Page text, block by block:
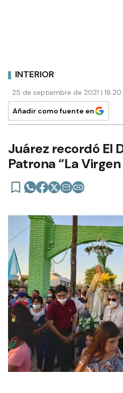
INTERIOR
25 de septiembre de 2021 |
Añadir como fuente en
Juárez recordó El
Patrona “La